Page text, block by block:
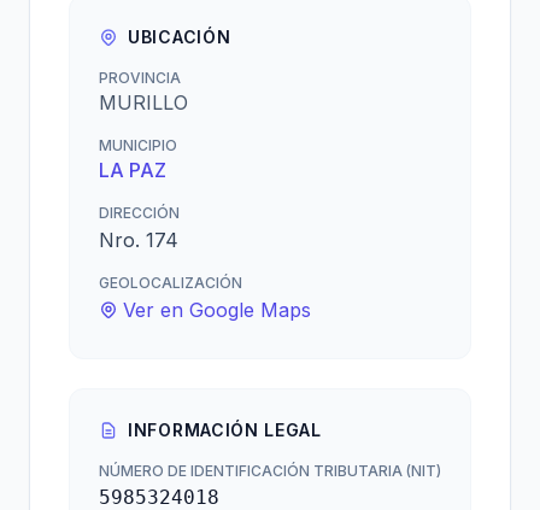
UBICACIÓN
PROVINCIA
MURILLO
MUNICIPIO
LA PAZ
DIRECCIÓN
Nro. 174
GEOLOCALIZACIÓN
Ver en Google Maps
INFORMACIÓN LEGAL
NÚMERO DE IDENTIFICACIÓN TRIBUTARIA (NIT)
5985324018